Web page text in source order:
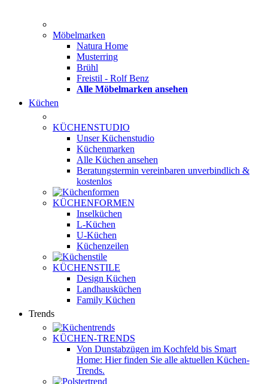
Möbelmarken
Natura Home
Musterring
Brühl
Freistil - Rolf Benz
Alle Möbelmarken ansehen
Küchen
KÜCHENSTUDIO
Unser Küchenstudio
Küchenmarken
Alle Küchen ansehen
Beratungstermin vereinbaren unverbindlich &
kostenlos
KÜCHENFORMEN
Inselküchen
L-Küchen
U-Küchen
Küchenzeilen
KÜCHENSTILE
Design Küchen
Landhausküchen
Family Küchen
Trends
KÜCHEN-TRENDS
Von Dunstabzügen im Kochfeld bis Smart
Home: Hier finden Sie alle aktuellen Küchen-
Trends.